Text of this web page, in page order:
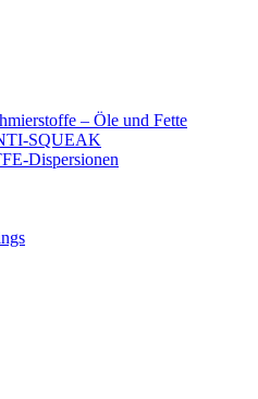
– Öle und Fette
SQUEAK
Dispersionen